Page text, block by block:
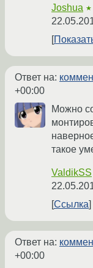
Joshua ★
Ответ на:
+00:00
Можно
такое
ValdikSS
Ссылка
Ответ на:
+00:00